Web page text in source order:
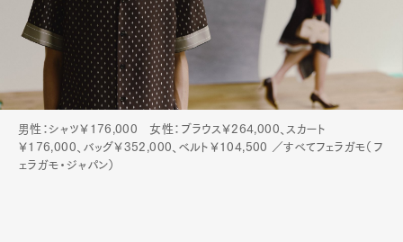
男性：シャツ￥176,000 女性：ブラウス￥264,000、スカート
￥176,000、バッグ￥352,000、ベルト￥104,500 ／すべてフェラガモ（フ
ェラガモ・ジャパン）